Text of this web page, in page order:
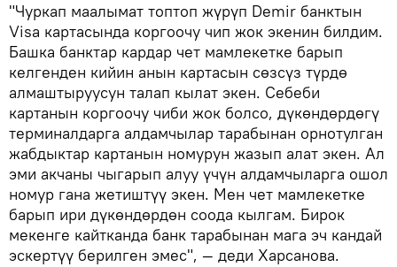
"Чуркап маалымат топтоп жүрүп Demir банктын
Visa картасында коргоочу чип жок экенин билдим.
Башка банктар кардар чет мамлекетке барып
келгенден кийин анын картасын сөзсүз түрдө
алмаштыруусун талап кылат экен. Себеби
картанын коргоочу чиби жок болсо, дүкөндөрдөгү
терминалдарга алдамчылар тарабынан орнотулган
жабдыктар картанын номурун жазып алат экен. Ал
эми акчаны чыгарып алуу үчүн алдамчыларга ошол
номур гана жетиштүү экен. Мен чет мамлекетке
барып ири дүкөндөрдөн соода кылгам. Бирок
мекенге кайтканда банк тарабынан мага эч кандай
эскертүү берилген эмес", — деди Харсанова.